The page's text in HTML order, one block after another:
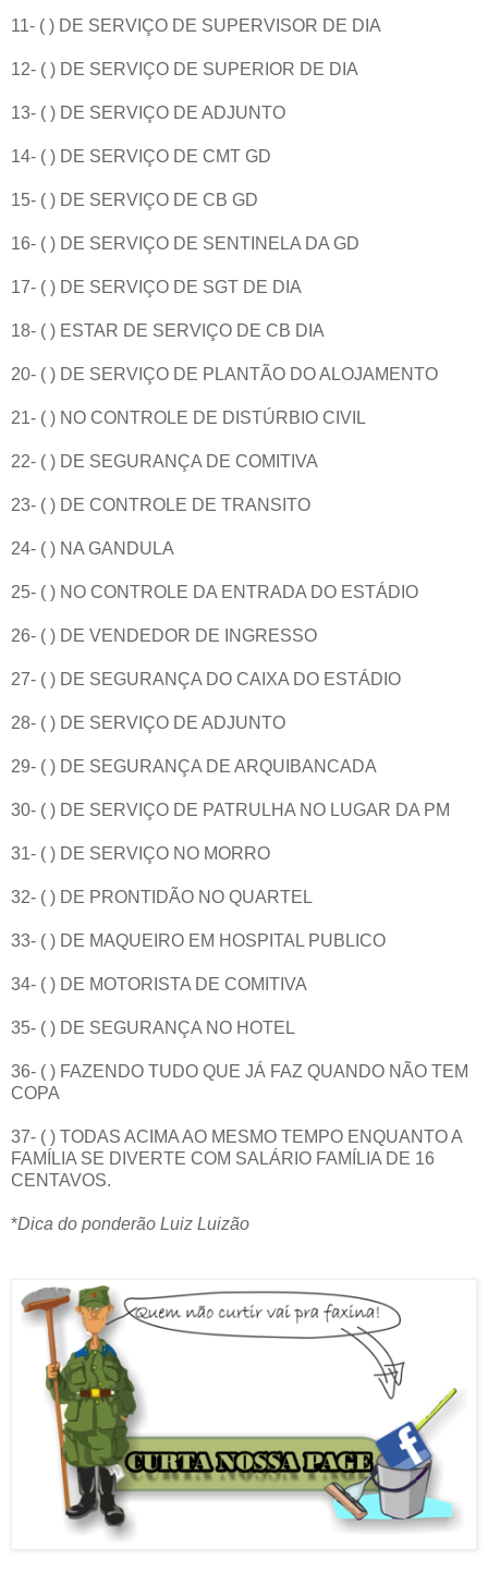
11- ( ) DE SERVIÇO DE SUPERVISOR DE DIA
12- ( ) DE SERVIÇO DE SUPERIOR DE DIA
13- ( ) DE SERVIÇO DE ADJUNTO
14- ( ) DE SERVIÇO DE CMT GD
15- ( ) DE SERVIÇO DE CB GD
16- ( ) DE SERVIÇO DE SENTINELA DA GD
17- ( ) DE SERVIÇO DE SGT DE DIA
18- ( ) ESTAR DE SERVIÇO DE CB DIA
20- ( ) DE SERVIÇO DE PLANTÃO DO ALOJAMENTO
21- ( ) NO CONTROLE DE DISTÚRBIO CIVIL
22- ( ) DE SEGURANÇA DE COMITIVA
23- ( ) DE CONTROLE DE TRANSITO
24- ( ) NA GANDULA
25- ( ) NO CONTROLE DA ENTRADA DO ESTÁDIO
26- ( ) DE VENDEDOR DE INGRESSO
27- ( ) DE SEGURANÇA DO CAIXA DO ESTÁDIO
28- ( ) DE SERVIÇO DE ADJUNTO
29- ( ) DE SEGURANÇA DE ARQUIBANCADA
30- ( ) DE SERVIÇO DE PATRULHA NO LUGAR DA PM
31- ( ) DE SERVIÇO NO MORRO
32- ( ) DE PRONTIDÃO NO QUARTEL
33- ( ) DE MAQUEIRO EM HOSPITAL PUBLICO
34- ( ) DE MOTORISTA DE COMITIVA
35- ( ) DE SEGURANÇA NO HOTEL
36- ( ) FAZENDO TUDO QUE JÁ FAZ QUANDO NÃO TEM
COPA
37- ( ) TODAS ACIMA AO MESMO TEMPO ENQUANTO A
FAMÍLIA SE DIVERTE COM SALÁRIO FAMÍLIA DE 16
CENTAVOS.
*Dica do ponderão Luiz Luizão